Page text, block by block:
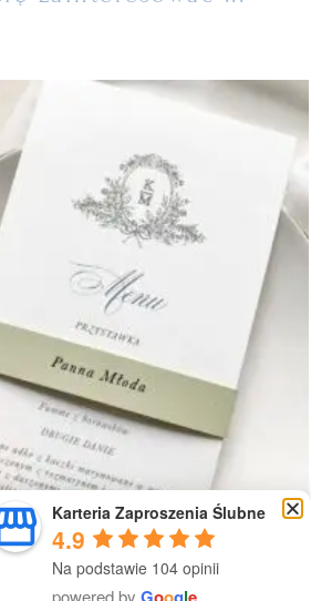
Menu ROYAL
Karteria Zaproszenia Ślubne
4.9
Na podstawie 104 opinii